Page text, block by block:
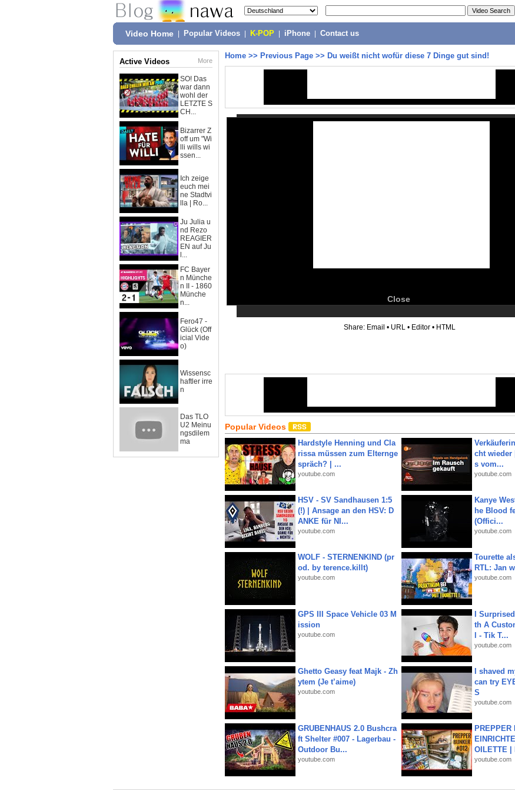
Video Home Popular Videos K-POP iPhone Contact us
Active Videos More
SO! Das
war dann
wohl der
LETZTE S
CH...
Bizarrer Z
off um "Wi
lli wills wi
ssen...
Ich zeige
euch mei
ne Stadtvi
lla | Ro...
Ju Julia u
nd Rezo
REAGIER
EN auf Ju
l...
FC Bayer
n Münche
n II - 1860
Münche
n...
Fero47 -
Glück (Off
icial Vide
o)
Wissensc
haftler irre
n
Das TLO
U2 Meinu
ngsdilem
ma
Home >> Previous Page >> Du weißt nicht wofür diese 7 Dinge gut sind!
Close
Share: Email • URL • Editor • HTML
Popular Videos
Hardstyle Henning und Cla
rissa müssen zum Elternge
spräch? | ...
youtube.com
cht wieder
s vom...
youtube.com
HSV - SV Sandhausen 1:5
(!) | Ansage an den HSV: D
ANKE für NI...
youtube.com
Kanye
he Blood
(Offici...
youtube.com
WOLF - STERNENKIND (pr
od. by terence.killt)
youtube.com
Tourette
RTL: Jan
youtube.com
GPS III Space Vehicle 03 M
ission
youtube.com
I
th A
l - Tik T...
youtube.com
Ghetto Geasy feat Majk - Zh
ytem (Je t’aime)
youtube.com
I shaved
can try
S
youtube.com
GRUBENHAUS 2.0 Bushcra
ft Shelter #007 - Lagerbau -
Outdoor Bu...
youtube.com
PREPPER
OILETTE |
youtube.com